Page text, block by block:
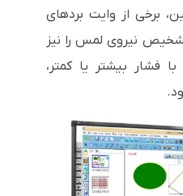
برخی از وایت بردهای
نیروی لمس را نیز
فشار بیشتر یا کمتر،